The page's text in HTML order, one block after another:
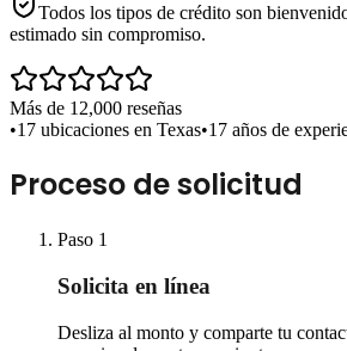
Todos los tipos de crédito son
estimado sin compromiso.
Más de 12,000 reseñas
•17 ubicaciones en Texas•17 años de
Proceso de solicitud
Paso 1
Solicita en línea
Desliza al monto y comparte tu